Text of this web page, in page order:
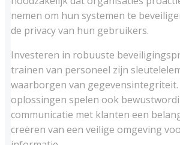
nemen om hun systemen te
de privacy van hun gebruikers.
Investeren in robuuste
trainen van personeel zijn
waarborgen van
oplossingen spelen ook
communicatie met klanten een
creëren van een veilige omgeving